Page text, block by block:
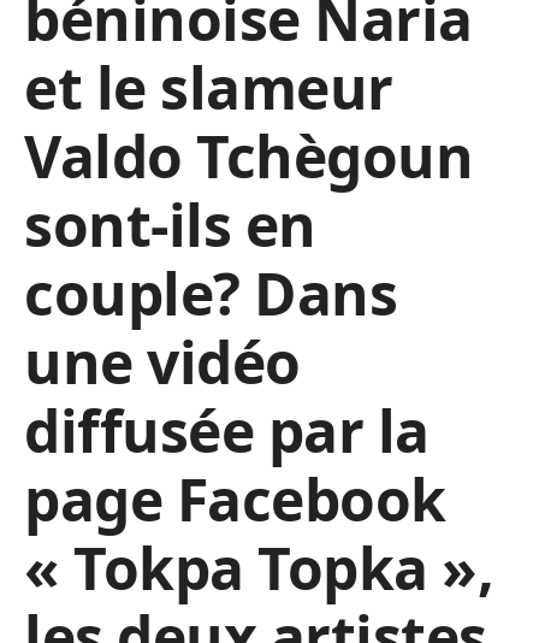
béninoise Naria
et le slameur
Valdo Tchègoun
sont-ils en
couple? Dans
une vidéo
diffusée par la
page Facebook
« Tokpa Topka »,